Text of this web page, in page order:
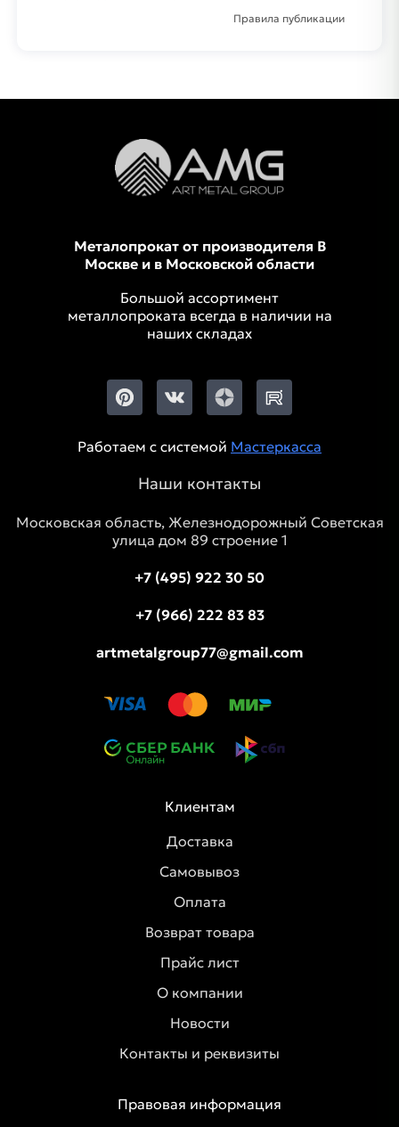
Правила публикации
Металопрокат от производителя В
Москве и в Московской области
Большой ассортимент
металлопроката всегда в наличии на
наших складах
Работаем с системой Мастеркасса
Наши контакты
Московская область, Железнодорожный Советская
улица дом 89 строение 1
+7 (495) 922 30 50
+7 (966) 222 83 83
artmetalgroup77@gmail.com
Клиентам
Доставка
Самовывоз
Оплата
Возврат товара
Прайс лист
О компании
Новости
Контакты и реквизиты
Правовая информация